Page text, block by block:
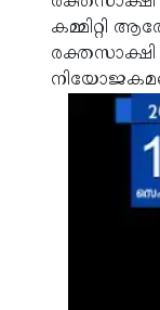
കമ്മിറ്റി